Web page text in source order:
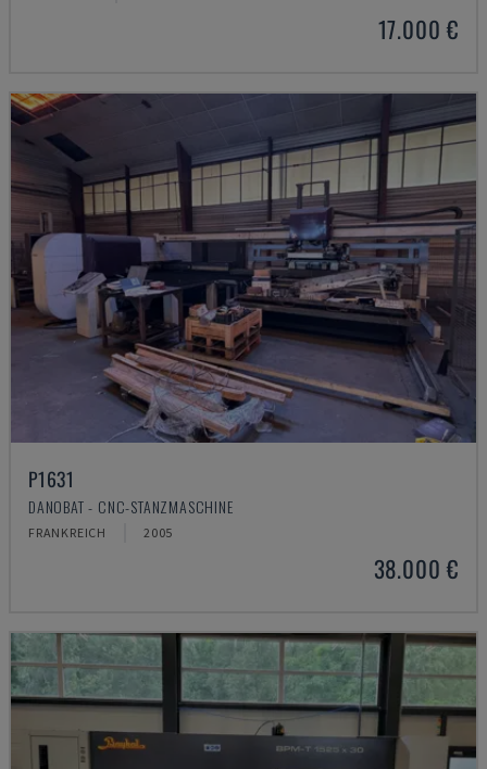
17.000 €
P1631
DANOBAT - CNC-STANZMASCHINE
FRANKREICH 2005
38.000 €